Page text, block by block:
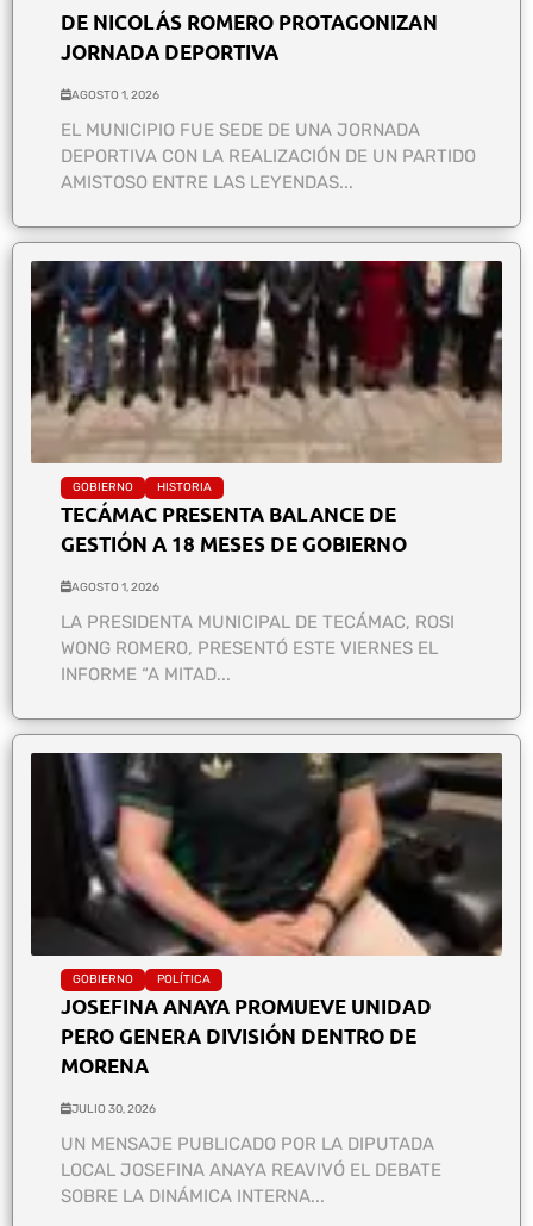
DE NICOLÁS ROMERO PROTAGONIZAN
JORNADA DEPORTIVA
AGOSTO 1, 2026
EL MUNICIPIO FUE SEDE DE UNA JORNADA
DEPORTIVA CON LA REALIZACIÓN DE UN PARTIDO
AMISTOSO ENTRE LAS LEYENDAS...
GOBIERNO HISTORIA
TECÁMAC PRESENTA BALANCE DE
GESTIÓN A 18 MESES DE GOBIERNO
AGOSTO 1, 2026
LA PRESIDENTA MUNICIPAL DE TECÁMAC, ROSI
WONG ROMERO, PRESENTÓ ESTE VIERNES EL
INFORME “A MITAD...
GOBIERNO POLÍTICA
JOSEFINA ANAYA PROMUEVE UNIDAD
PERO GENERA DIVISIÓN DENTRO DE
MORENA
JULIO 30, 2026
UN MENSAJE PUBLICADO POR LA DIPUTADA
LOCAL JOSEFINA ANAYA REAVIVÓ EL DEBATE
SOBRE LA DINÁMICA INTERNA...